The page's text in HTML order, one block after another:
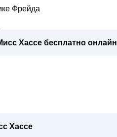
Фрейда
Хассе бесплатно онлайн
Хассе